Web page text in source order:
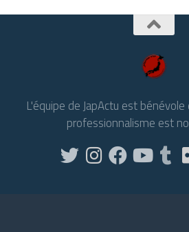
L'équipe de JapActu est
professionnalisme est